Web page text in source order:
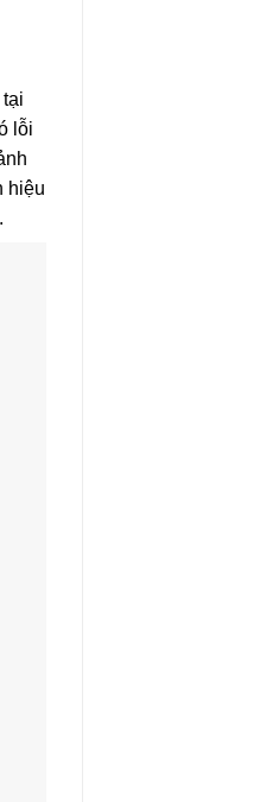
lỗi
hiệu